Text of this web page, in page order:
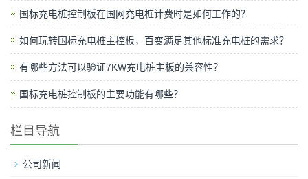
国标充电桩控制板在国网充电桩计费时是如何工作的？
如何玩转国标充电桩主控板，百变满足其他标准充电桩的需求？
有哪些方法可以验证7KW充电桩主板的兼容性？
国标充电桩控制板的主要功能有哪些？
栏目导航
公司新闻